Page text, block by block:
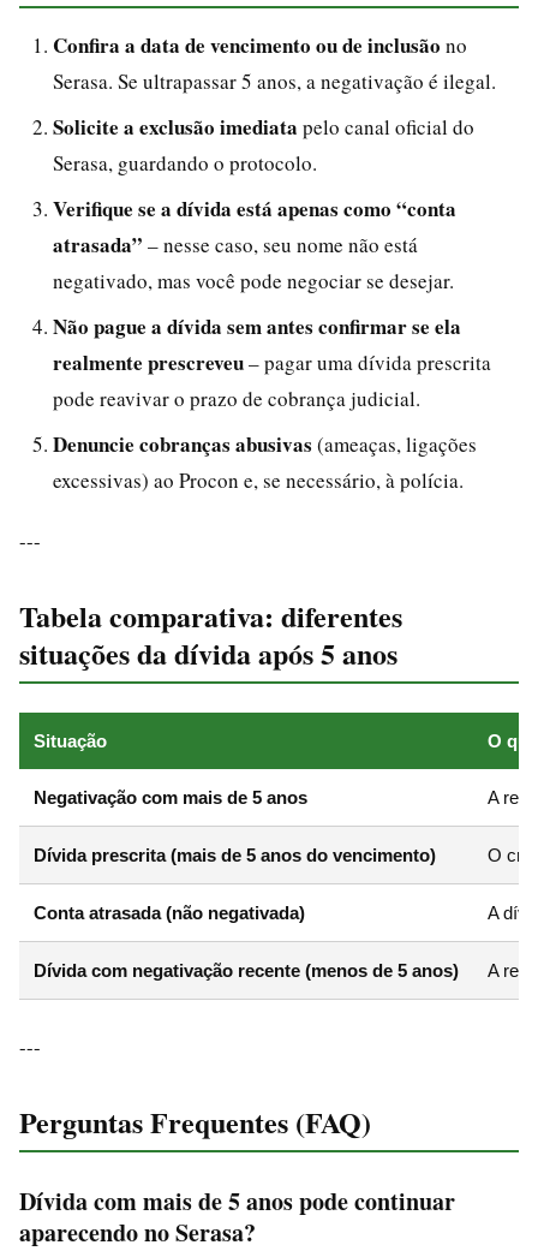
Confira a data de vencimento ou de inclusão no
Serasa. Se ultrapassar 5 anos, a negativação é ilegal.
Solicite a exclusão imediata pelo canal oficial do
Serasa, guardando o protocolo.
Verifique se a dívida está apenas como “conta
atrasada” – nesse caso, seu nome não está
negativado, mas você pode negociar se desejar.
Não pague a dívida sem antes confirmar se ela
realmente prescreveu– pagar uma dívida prescrita
pode reavivar o prazo de cobrança judicial.
Denuncie cobranças abusivas (ameaças, ligações
excessivas) ao Procon e, se necessário, à polícia.
---
Tabela comparativa: diferentes
situações da dívida após 5 anos
Situação O
Negativação com mais de 5 anos A
Dívida prescrita (mais de 5 anos do vencimento) O
Conta atrasada (não negativada) A
Dívida com negativação recente (menos de 5 anos) A
---
Perguntas Frequentes (FAQ)
Dívida com mais de 5 anos pode continuar
aparecendo no Serasa?